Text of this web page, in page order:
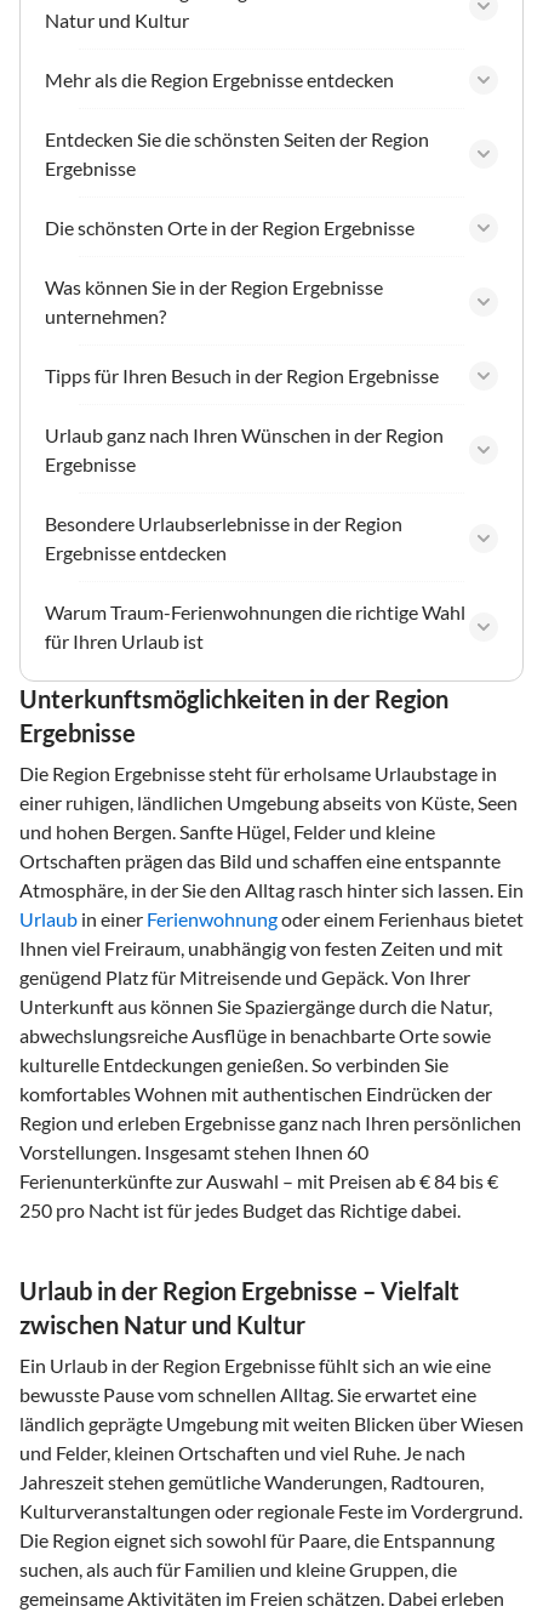
Natur und Kultur
Mehr als die Region Ergebnisse entdecken
Entdecken Sie die schönsten Seiten der Region
Ergebnisse
Die schönsten Orte in der Region Ergebnisse
Was können Sie in der Region Ergebnisse
unternehmen?
Tipps für Ihren Besuch in der Region Ergebnisse
Urlaub ganz nach Ihren Wünschen in der Region
Ergebnisse
Besondere Urlaubserlebnisse in der Region
Ergebnisse entdecken
Warum Traum-Ferienwohnungen die richtige Wahl
für Ihren Urlaub ist
Unterkunftsmöglichkeiten in der Region
Ergebnisse
Die Region Ergebnisse steht für erholsame Urlaubstage in
einer ruhigen, ländlichen Umgebung abseits von Küste, Seen
und hohen Bergen. Sanfte Hügel, Felder und kleine
Ortschaften prägen das Bild und schaffen eine entspannte
Atmosphäre, in der Sie den Alltag rasch hinter sich lassen. Ein
Urlaub in einer Ferienwohnungoder einem Ferienhaus bietet
Ihnen viel Freiraum, unabhängig von festen Zeiten und mit
genügend Platz für Mitreisende und Gepäck. Von Ihrer
Unterkunft aus können Sie Spaziergänge durch die Natur,
abwechslungsreiche Ausflüge in benachbarte Orte sowie
kulturelle Entdeckungen genießen. So verbinden Sie
komfortables Wohnen mit authentischen Eindrücken der
Region und erleben Ergebnisse ganz nach Ihren persönlichen
Vorstellungen. Insgesamt stehen Ihnen 60
Ferienunterkünfte zur Auswahl – mit Preisen ab € 84 bis €
250 pro Nacht ist für jedes Budget das Richtige dabei.
Urlaub in der Region Ergebnisse – Vielfalt
zwischen Natur und Kultur
Ein Urlaub in der Region Ergebnisse fühlt sich an wie eine
bewusste Pause vom schnellen Alltag. Sie erwartet eine
ländlich geprägte Umgebung mit weiten Blicken über Wiesen
und Felder, kleinen Ortschaften und viel Ruhe. Je nach
Jahreszeit stehen gemütliche Wanderungen, Radtouren,
Kulturveranstaltungen oder regionale Feste im Vordergrund.
Die Region eignet sich sowohl für Paare, die Entspannung
suchen, als auch für Familien und kleine Gruppen, die
gemeinsame Aktivitäten im Freien schätzen. Dabei erleben